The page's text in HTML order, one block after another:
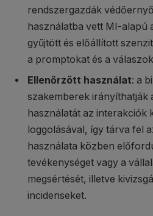
rendszergazdák
használatba vett MI-alapú
gyűjtött és előállított
a promptokat és a
Ellenőrzött használat: a
szakemberek irányíthatják
használatát az interakciók
loggolásával, így tárva fel
használata közben
tevékenységet vagy a
megsértését, illetve
incidenseket.